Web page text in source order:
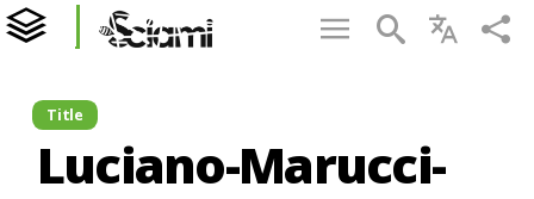
Title
Luciano-Marucci-